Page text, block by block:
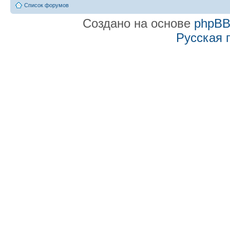
Список форумов
Создано на основе phpBB
Русская